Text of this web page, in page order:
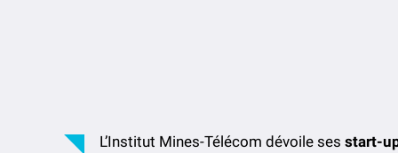
L’Institut Mines-Télécom dévoile ses start-